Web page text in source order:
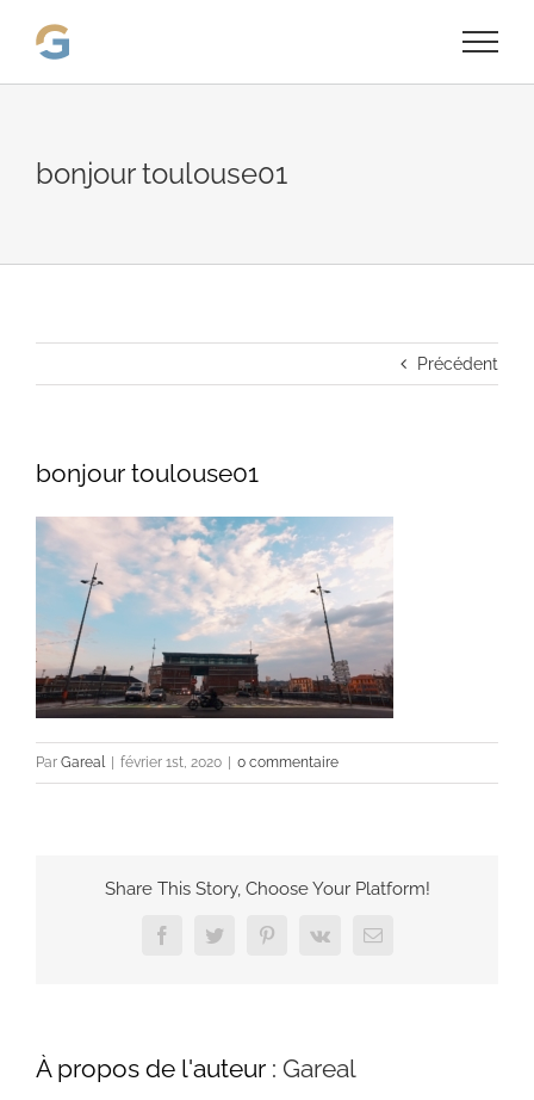
bonjour toulouse01
Précédent
bonjour toulouse01
Par Gareal février 1st, 2020 0 commentaire
Share This Story, Choose Your Platform!
FacebookTwitterPinterest
Vk Email
À propos de l'auteur : Gareal